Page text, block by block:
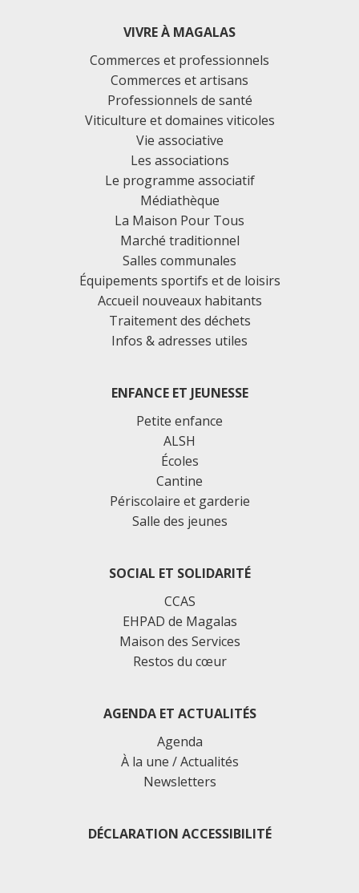
VIVRE À MAGALAS
Commerces et professionnels
Commerces et artisans
Professionnels de santé
Viticulture et domaines viticoles
Vie associative
Les associations
Le programme associatif
Médiathèque
La Maison Pour Tous
Marché traditionnel
Salles communales
Équipements sportifs et de loisirs
Accueil nouveaux habitants
Traitement des déchets
Infos & adresses utiles
ENFANCE ET JEUNESSE
Petite enfance
ALSH
Écoles
Cantine
Périscolaire et garderie
Salle des jeunes
SOCIAL ET SOLIDARITÉ
CCAS
EHPAD de Magalas
Maison des Services
Restos du cœur
AGENDA ET ACTUALITÉS
Agenda
À la une / Actualités
Newsletters
DÉCLARATION ACCESSIBILITÉ